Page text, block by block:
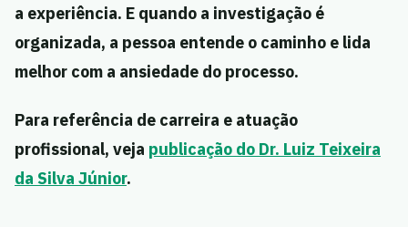
a experiência. E quando a investigação é
organizada, a pessoa entende o caminho e lida
melhor com a ansiedade do processo.
Para referência de carreira e atuação
profissional, veja publicação do Dr. Luiz Teixeira
da Silva Júnior.